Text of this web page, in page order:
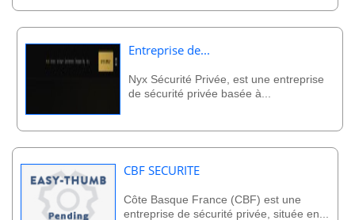
Entreprise de...
Nyx Sécurité Privée, est une entreprise
de sécurité privée basée à...
CBF SECURITE
Côte Basque France (CBF) est une
entreprise de sécurité privée, située en...